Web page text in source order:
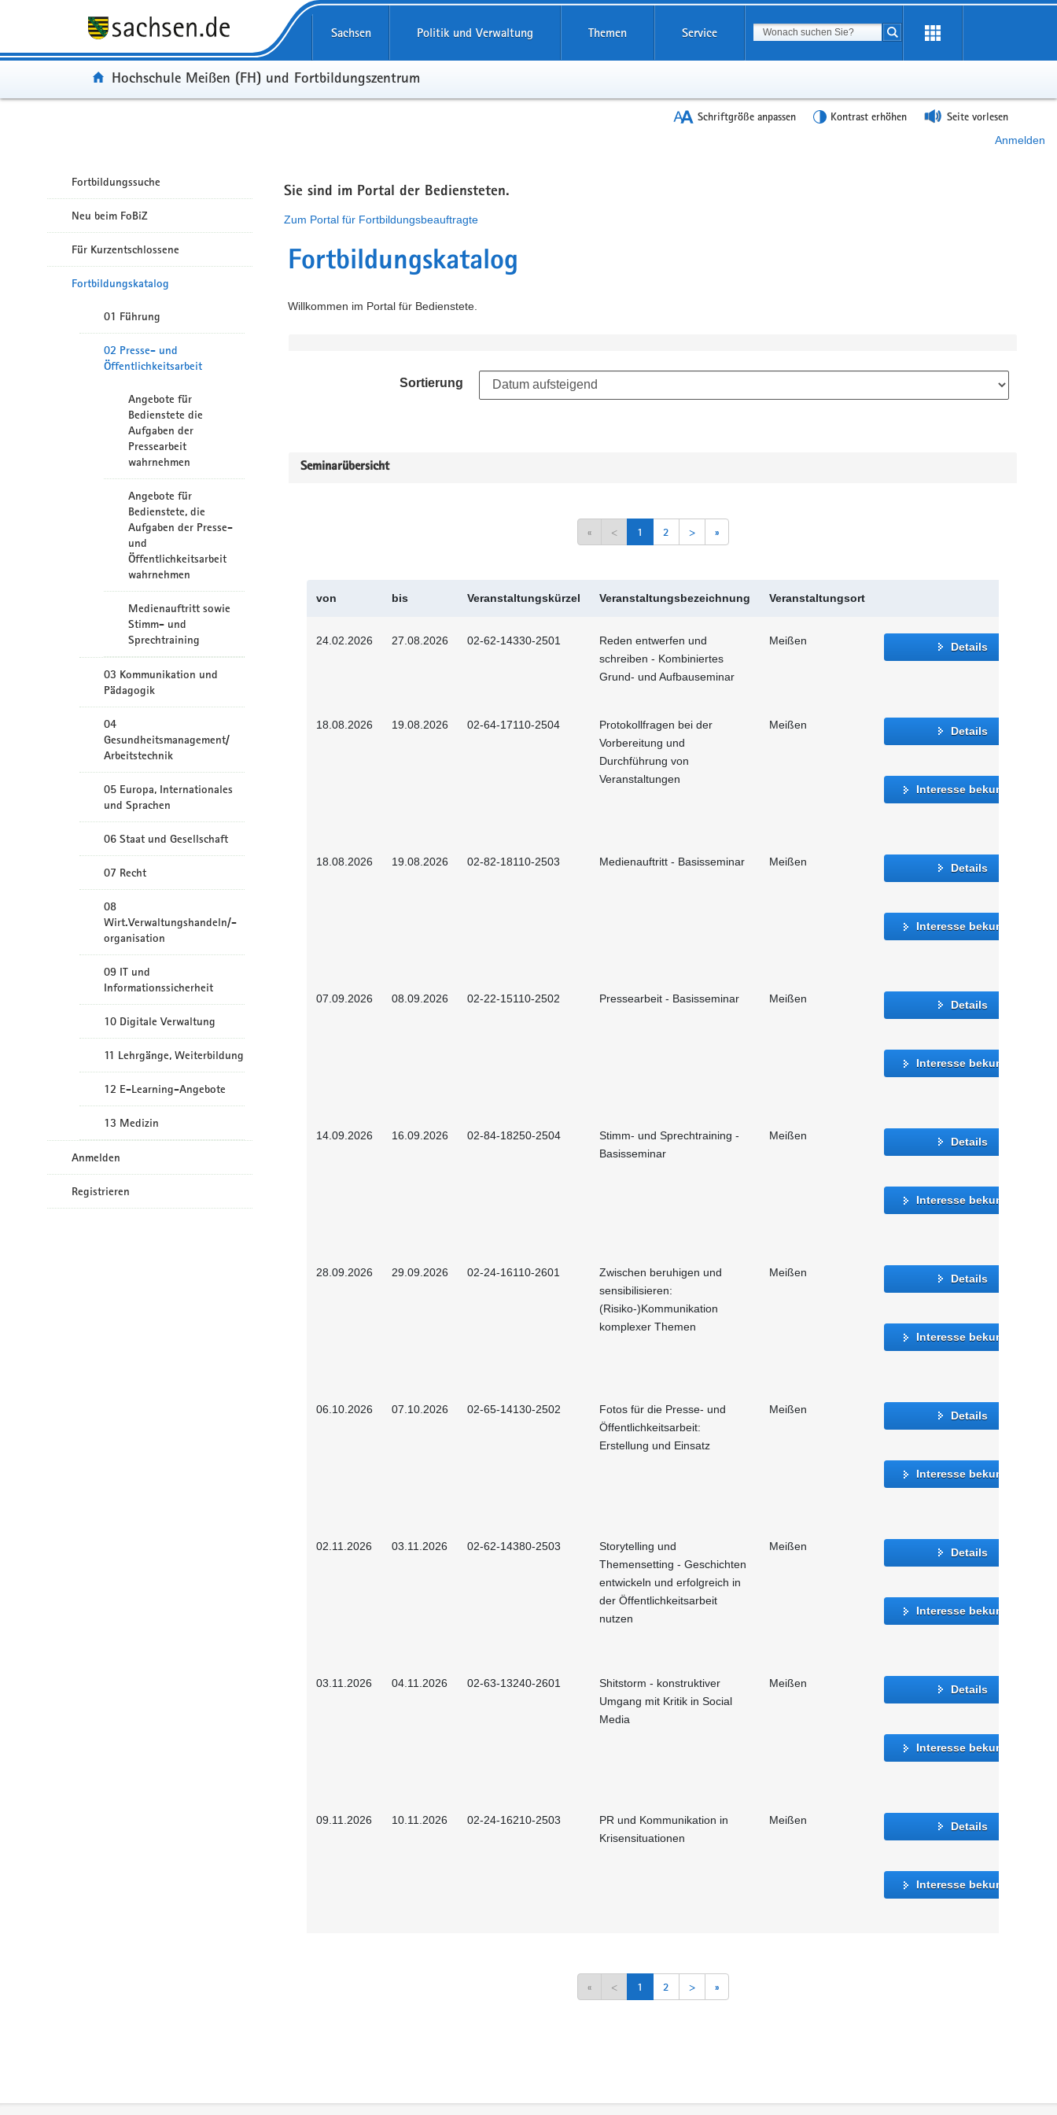
Sachsen Politik und Verwaltung Themen Service Suchbegriff
Suche starten
Portal:
Hochschule Meißen (FH) und Fortbildungszentrum
Schriftgröße anpassen Kontrast erhöhen Seite vorlesen
Anmelden
Fortbildungssuche
Neu beim FoBiZ
Für Kurzentschlossene
Fortbildungskatalog
01 Führung
02 Presse- und
Öffentlichkeitsarbeit
Angebote für
Bedienstete die
Aufgaben der
Pressearbeit
wahrnehmen
Angebote für
Bedienstete, die
Aufgaben der Presse-
und
Öffentlichkeitsarbeit
wahrnehmen
Medienauftritt sowie
Stimm- und
Sprechtraining
03 Kommunikation und
Pädagogik
04
Gesundheitsmanagement/
Arbeitstechnik
05 Europa, Internationales
und Sprachen
06 Staat und Gesellschaft
07 Recht
08
Wirt.Verwaltungshandeln/-
organisation
09 IT und
Informationssicherheit
10 Digitale Verwaltung
11 Lehrgänge, Weiterbildung
12 E-Learning-Angebote
13 Medizin
Anmelden
Registrieren
Sie sind im Portal der Bediensteten.
Zum Portal für Fortbildungsbeauftragte
Fortbildungskatalog
Willkommen im Portal für Bedienstete.
Sortierung
Seminarübersicht
« < 1 2 > »
von bis Veranstaltungskürzel Veranstaltungsbezeichnung Veranstaltungsort
24.02.2026 27.08.2026 02-62-14330-2501
Reden entwerfen und
schreiben - Kombiniertes
Grund- und Aufbauseminar
Meißen Details
18.08.2026 19.08.2026 02-64-17110-2504
Protokollfragen bei der
Vorbereitung und
Durchführung von
Veranstaltungen
Meißen Details
Interesse bekunden
18.08.2026 19.08.2026 02-82-18110-2503 Medienauftritt - Basisseminar Meißen Details
Interesse bekunden
07.09.2026 08.09.2026 02-22-15110-2502 Pressearbeit - Basisseminar Meißen Details
Interesse bekunden
14.09.2026 16.09.2026 02-84-18250-2504
Stimm- und Sprechtraining -
Basisseminar
Meißen Details
Interesse bekunden
28.09.2026 29.09.2026 02-24-16110-2601
Zwischen beruhigen und
sensibilisieren:
(Risiko-)Kommunikation
komplexer Themen
Meißen Details
Interesse bekunden
06.10.2026 07.10.2026 02-65-14130-2502
Fotos für die Presse- und
Öffentlichkeitsarbeit:
Erstellung und Einsatz
Meißen Details
Interesse bekunden
02.11.2026 03.11.2026 02-62-14380-2503
Storytelling und
Themensetting - Geschichten
entwickeln und erfolgreich in
der Öffentlichkeitsarbeit
nutzen
Meißen Details
Interesse bekunden
03.11.2026 04.11.2026 02-63-13240-2601
Shitstorm - konstruktiver
Umgang mit Kritik in Social
Media
Meißen Details
Interesse bekunden
09.11.2026 10.11.2026 02-24-16210-2503
PR und Kommunikation in
Krisensituationen
Meißen Details
Interesse bekunden
« < 1 2 > »